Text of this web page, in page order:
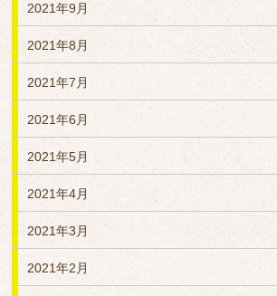
2021年9月
2021年8月
2021年7月
2021年6月
2021年5月
2021年4月
2021年3月
2021年2月